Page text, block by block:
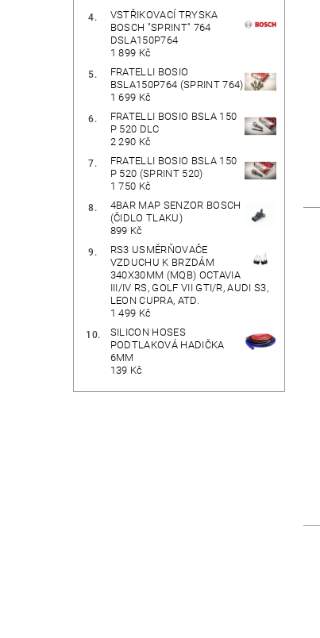
VSTŘIKOVACÍ TRYSKA
BOSCH "SPRINT" 764
DSLA150P764
1 899 Kč
FRATELLI BOSIO
BSLA150P764 (SPRINT 764)
1 699 Kč
FRATELLI BOSIO BSLA 150
P 520 DLC
2 290 Kč
FRATELLI BOSIO BSLA 150
P 520 (SPRINT 520)
1 750 Kč
4BAR MAP SENZOR BOSCH
(ČIDLO TLAKU)
899 Kč
RS3 USMĚRŇOVAČE
VZDUCHU K BRZDÁM
340X30MM (MQB) OCTAVIA
III/IV RS, GOLF VII GTI/R, AUDI S3,
LEON CUPRA, ATD.
1 499 Kč
SILICON HOSES
PODTLAKOVÁ HADIČKA
6MM
139 Kč